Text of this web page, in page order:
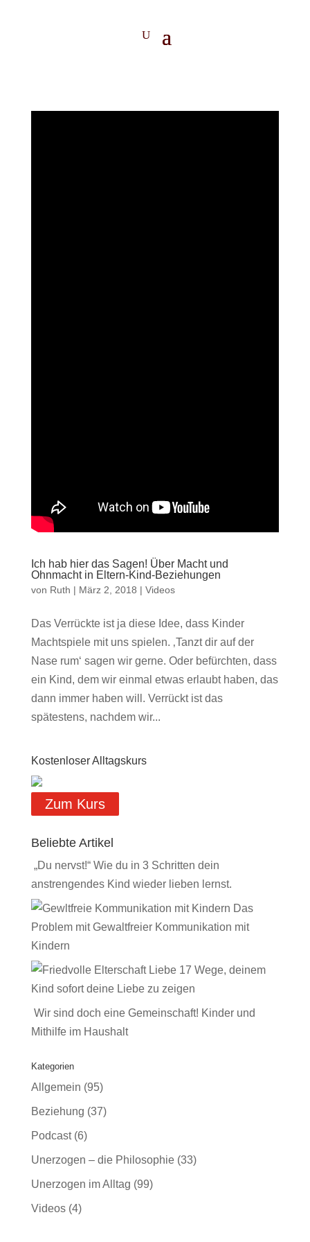
Ich hab hier das Sagen! Über Macht und
Ohnmacht in Eltern-Kind-Beziehungen
von Ruth | März 2, 2018 | Videos
Das Verrückte ist ja diese Idee, dass Kinder
Machtspiele mit uns spielen. ‚Tanzt dir auf der
Nase rum‘ sagen wir gerne. Oder befürchten, dass
ein Kind, dem wir einmal etwas erlaubt haben, das
dann immer haben will. Verrückt ist das
spätestens, nachdem wir...
Kostenloser Alltagskurs
Zum Kurs
Beliebte Artikel
„Du nervst!“ Wie du in 3 Schritten dein
anstrengendes Kind wieder lieben lernst.
Das
Problem mit Gewaltfreier Kommunikation mit
Kindern
17 Wege, deinem
Kind sofort deine Liebe zu zeigen
Wir sind doch eine Gemeinschaft! Kinder und
Mithilfe im Haushalt
Kategorien
Allgemein (95)
Beziehung (37)
Podcast(6)
Unerzogen – die Philosophie(33)
Unerzogen im Alltag (99)
Videos(4)